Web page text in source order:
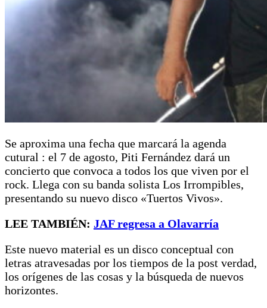
Se aproxima una fecha que marcará la agenda
cutural : el 7 de agosto, Piti Fernández dará un
concierto que convoca a todos los que viven por el
rock. Llega con su banda solista Los Irrompibles,
presentando su nuevo disco «Tuertos Vivos».
LEE TAMBIÉN: JAF regresa a Olavarría
Este nuevo material es un disco conceptual con
letras atravesadas por los tiempos de la post verdad,
los orígenes de las cosas y la búsqueda de nuevos
horizontes.